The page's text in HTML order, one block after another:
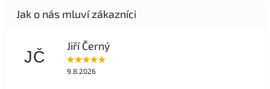
JČ
Jiří Černý
9.8.2026